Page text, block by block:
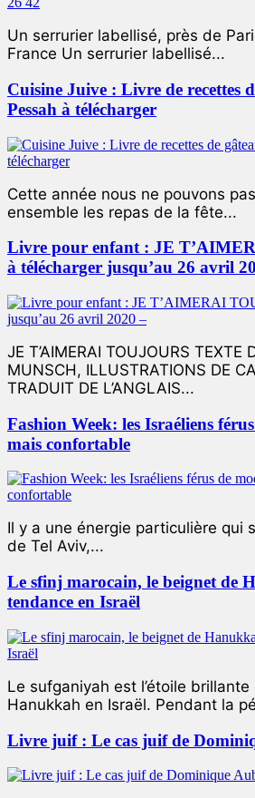
Un serrurier labellisé, près de
France Un serrurier labellisé...
Cuisine Juive : Livre de recettes
Pessah à télécharger
Cette année nous ne pouvons
ensemble les repas de la fête...
Livre pour enfant : JE
à télécharger jusqu’au 26 avril
JE T’AIMERAI TOUJOURS TEXTE
MUNSCH, ILLUSTRATIONS DE
TRADUIT DE L’ANGLAIS...
Fashion Week: les Israéliens
mais confortable
Il y a une énergie particulière qui
de Tel Aviv,...
Le sfinj marocain, le beignet de
tendance en Israël
Le sufganiyah est l’étoile
Hanukkah en Israël. Pendant la
Livre juif : Le cas juif de